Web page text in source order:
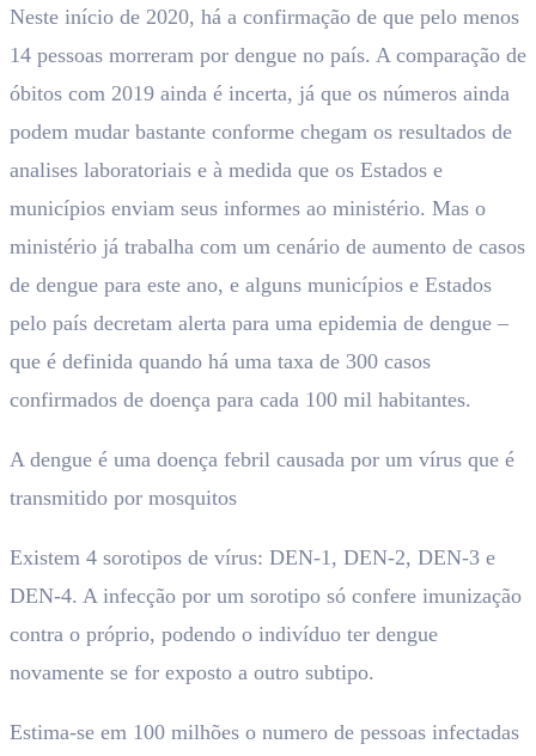
Neste início de 2020, há a confirmação de que pelo menos
14 pessoas morreram por dengue no país. A comparação de
óbitos com 2019 ainda é incerta, já que os números ainda
podem mudar bastante conforme chegam os resultados de
analises laboratoriais e à medida que os Estados e
municípios enviam seus informes ao ministério. Mas o
ministério já trabalha com um cenário de aumento de casos
de dengue para este ano, e alguns municípios e Estados
pelo país decretam alerta para uma epidemia de dengue –
que é definida quando há uma taxa de 300 casos
confirmados de doença para cada 100 mil habitantes.
A dengue é uma doença febril causada por um vírus que é
transmitido por mosquitos
Existem 4 sorotipos de vírus: DEN-1, DEN-2, DEN-3 e
DEN-4. A infecção por um sorotipo só confere imunização
contra o próprio, podendo o indivíduo ter dengue
novamente se for exposto a outro subtipo.
Estima-se em 100 milhões o numero de pessoas infectadas